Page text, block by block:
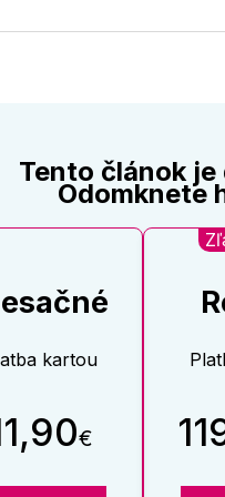
Tento článok je
Odomknete
kartou
€